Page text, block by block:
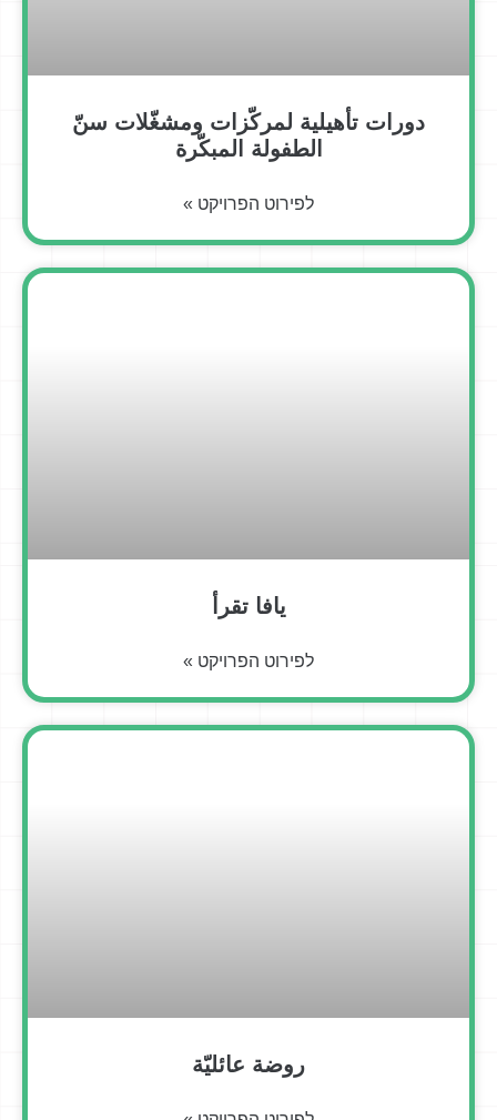
دورات تأهيلية لمركّزات ومشغّلات سنّ
الطفولة المبكّرة
לפירוט הפרויקט »
يافا تقرأ
לפירוט הפרויקט »
روضة عائليّة